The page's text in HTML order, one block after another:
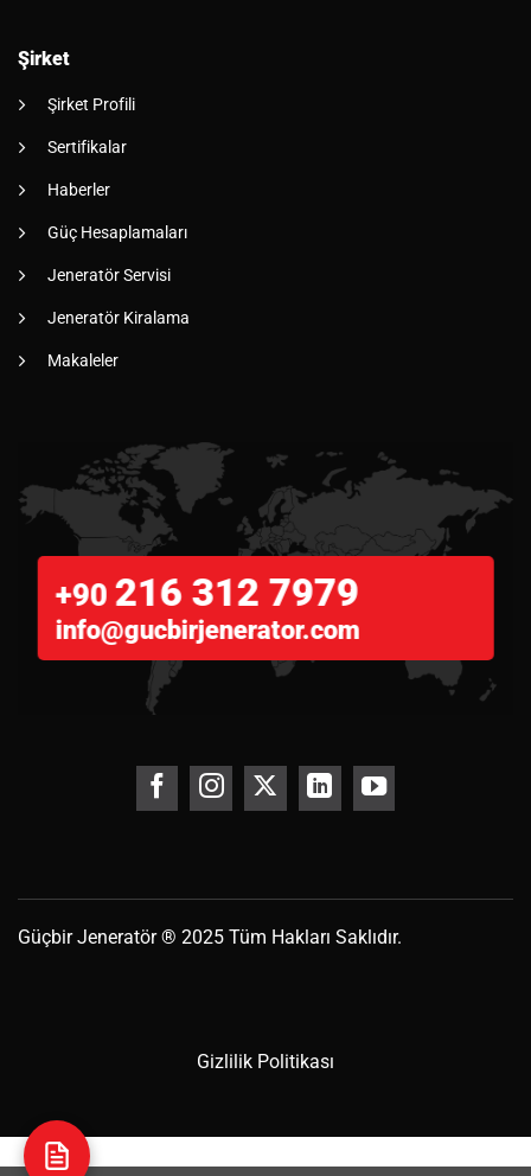
Şirket
Şirket Profili
Sertifikalar
Haberler
Güç Hesaplamaları
Jeneratör Servisi
Jeneratör Kiralama
Makaleler
+90 216 312 7979
info@gucbirjenerator.com
GüçbirJeneratör® 2025 Tüm Hakları Saklıdır.
Gizlilik Politikası